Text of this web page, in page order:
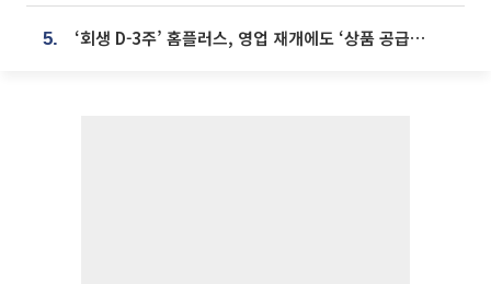
5. ‘회생 D-3주’ 홈플러스, 영업 재개에도 ‘상품 공급망’ 복구가 생존 관건